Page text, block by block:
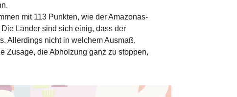
mit 113 Punkten, wie der Amazonas-
Länder sind sich einig, dass der
Allerdings nicht in welchem Ausmaß.
Zusage, die Abholzung ganz zu stoppen,